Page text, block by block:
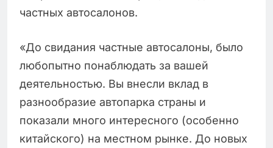
частных автосалонов.
«До свидания частные автосалоны, было
любопытно понаблюдать за вашей
деятельностью. Вы внесли вклад в
разнообразие автопарка страны и
показали много интересного (особенно
китайского) на местном рынке. До новых